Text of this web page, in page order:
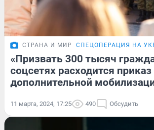
СТРАНА И МИР СПЕЦОПЕРАЦИЯ НА
«Призвать 300 тысяч
соцсетях расходится приказ
дополнительной
11 марта, 2024, 17:25 490 Обсудить